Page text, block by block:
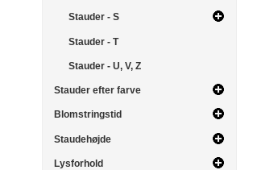
Stauder - S
Stauder - T
Stauder - U, V, Z
Stauder efter farve
Blomstringstid
Staudehøjde
Lysforhold